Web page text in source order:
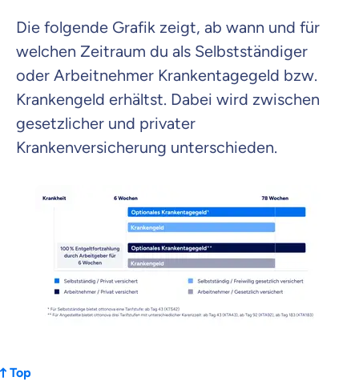
Die folgende Grafik zeigt, ab wann und für
welchen Zeitraum du als Selbstständiger
oder Arbeitnehmer Krankentagegeld bzw.
Krankengeld erhältst. Dabei wird zwischen
gesetzlicher und privater
Krankenversicherung unterschieden.
Top